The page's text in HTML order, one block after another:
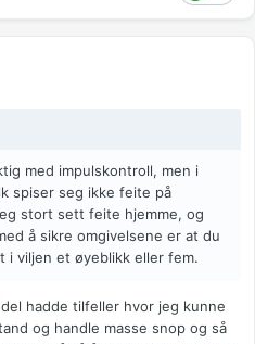
med impulskontroll, men i
spiser seg ikke feite på
stort sett feite hjemme, og
å sikre omgivelsene er at du
i viljen et øyeblikk eller fem.
hadde tilfeller hvor jeg kunne
og handle masse snop og så